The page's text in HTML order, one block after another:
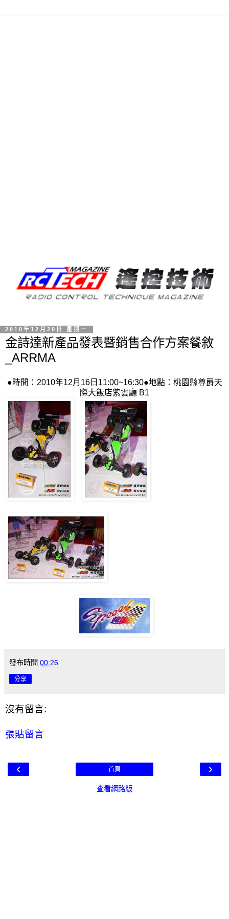
2010年12月20日 星期一
金詩達新產品發表暨銷售合作方案餐敘
_ARRMA
●時間：2010年12月16日11:00~16:30●地點：桃園縣尊爵天
際大飯店紫雲廳 B1
發布時間 00:26
分享
沒有留言:
張貼留言
‹ ›
首頁
查看網路版